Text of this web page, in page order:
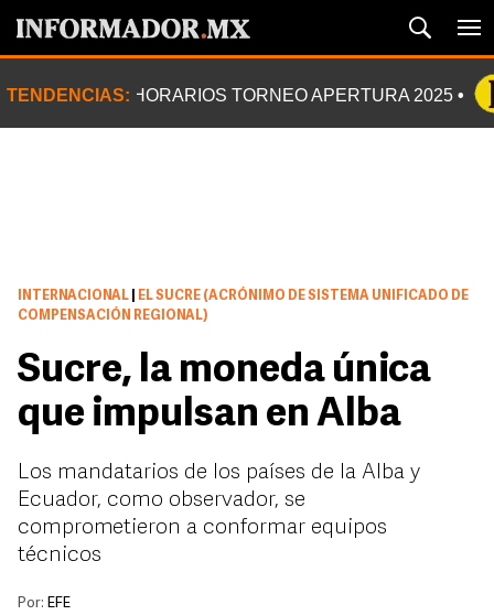
TENDENCIAS: HORARIOS TORNEO APERTURA 2025
INTERNACIONAL
EL SUCRE (ACRÓNIMO DE SISTEMA UNIFICADO DE
COMPENSACIÓN REGIONAL)
Sucre, la moneda única
que impulsan en Alba
Los mandatarios de los países de la Alba y
Ecuador, como observador, se
comprometieron a conformar equipos
técnicos
Por: EFE